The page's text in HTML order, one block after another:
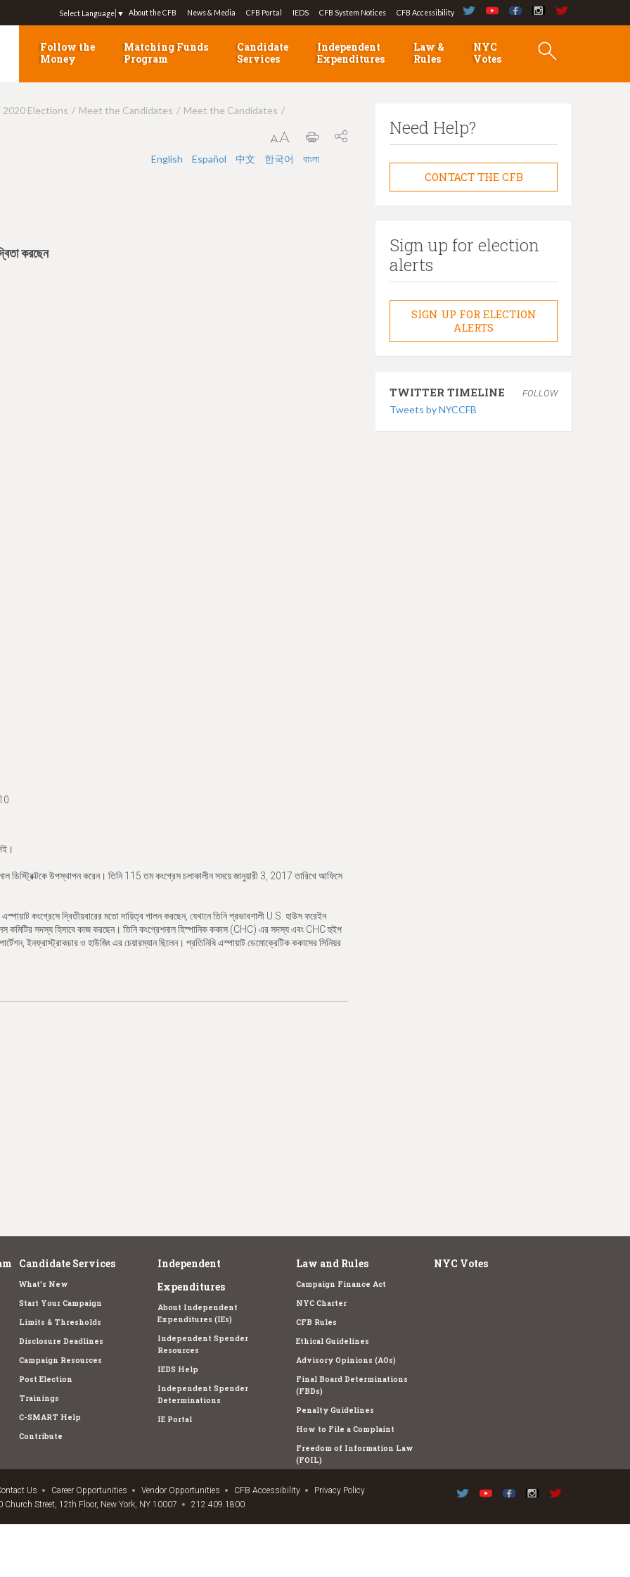
Jump to navigation
Select Language ▼ About the CFB News & Media CFB Portal IEDS CFB System Notices CFB Accessibility
Follow the
Money
Matching Funds
Program
Candidate
Services
Independent
Expenditures
Law &
Rules
NYC
Votes
Elections Meet the Candidates
Meet the Candidates
English Español 中文 한국어 বাংলা
করছেন
ডিস্ট্রিক্টকে উপস্থাপন করেন। তিনি 115 তম কংগ্রেস চলাকালীন সময়ে জানুয়ারী 3, 2017 তারিখে আফিসে
কংগ্রেসে দ্বিতীয়বারের মতো দায়িত্ব পালন করছেন, যেখানে তিনি প্রভাবশালী U.S. হাউস ফরেইন
কমিটির সদস্য হিসাবে কাজ করছেন। তিনি কংগ্রেশনাল হিস্পানিক ককাস (CHC) এর সদস্য এবং CHC হুইপ
ইনফ্রাস্ট্রাকচার ও হাউজিং এর চেয়ারম্যান ছিলেন। প্রতিনিধি এস্পায়াট ডেমোক্রেটিক ককাসের সিনিয়র
Need Help?
CONTACT THE CFB
Sign up for election
alerts
SIGN UP FOR ELECTION
ALERTS
TWITTER TIMELINE FOLLOW
Tweets by NYCCFB
Candidate Services
What's New
Start Your Campaign
Limits & Thresholds
Disclosure Deadlines
Campaign Resources
Post Election
Trainings
C-SMART Help
Contribute
Independent
Expenditures
About Independent
Expenditures (IEs)
Independent Spender
Resources
IEDS Help
Independent Spender
Determinations
IE Portal
Law and Rules
Campaign Finance Act
NYC Charter
CFB Rules
Ethical Guidelines
Advisory Opinions (AOs)
Final Board Determinations
(FBDs)
Penalty Guidelines
How to File a Complaint
Freedom of Information Law
(FOIL)
NYC Votes
Us Career Opportunities Vendor Opportunities CFB Accessibility
Privacy Policy
Church Street, 12th Floor, New York, NY 10007 212.409.1800